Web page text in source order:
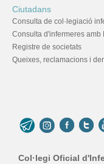
Ciutadans
Consulta de col·legiació
Consulta d'infermeres amb
Registre de societats
Queixes, reclamacions i
Col·legi Oficial